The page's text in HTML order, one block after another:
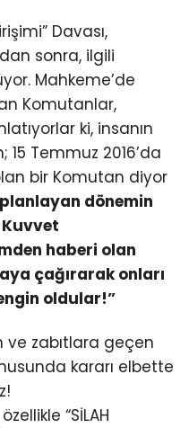
Davası,
sonra, ilgili
Mahkeme’de
Komutanlar,
ki, insanın
15 Temmuz 2016’da
bir Komutan diyor
dönemin
Kuvvet
haberi olan
çağırarak onları
oldular!”
ve zabıtlara geçen
kararı elbette
“SİLAH